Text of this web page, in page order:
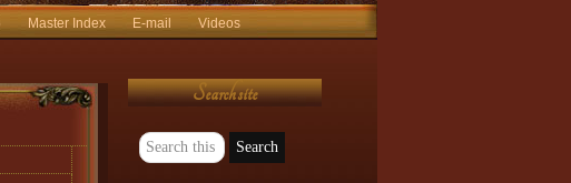
Master Index E-mail
Videos
Search site